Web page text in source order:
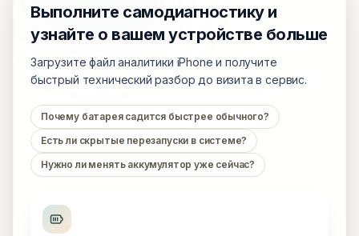
Выполните самодиагностику и
узнайте о вашем устройстве больше
Загрузите файл аналитики iPhone и получите
быстрый технический разбор до визита в сервис.
Почему батарея садится быстрее обычного?
Есть ли скрытые перезапуски в системе?
Нужно ли менять аккумулятор уже сейчас?